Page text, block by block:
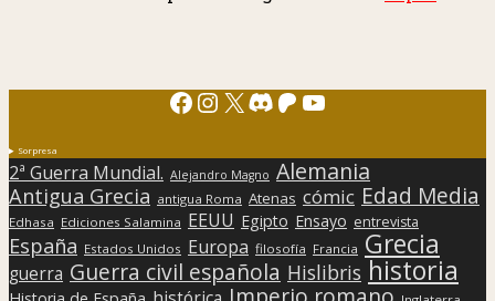
Facebook
Instagram
X Discord
Patreon
YouTube
Sorpresa
2ª Guerra Mundial. Alejandro Magno Alemania
Antigua Grecia antigua Roma Atenas cómic Edad Media
Edhasa Ediciones Salamina EEUU Egipto Ensayo entrevista
España Estados Unidos Europa filosofía Francia Grecia
guerra Guerra civil española Hislibris historia